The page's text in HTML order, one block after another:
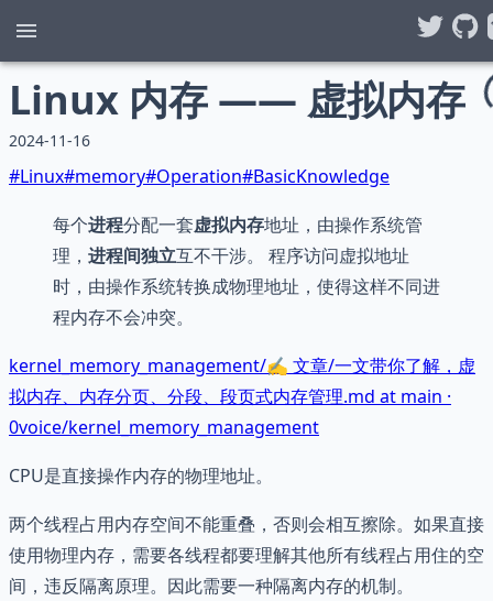
Linux 内存 —— 虚拟内存
2024-11-16
#Linux#memory#Operation#BasicKnowledge
每个进程分配一套虚拟内存地址，由操作系统管
理， 进程间独立互不干涉。 程序访问虚拟地址
时，由操作系统转换成物理地址，使得这样不同进
程内存不会冲突。
kernel_memory_management/✍ 文章/一文带你了解，虚
拟内存、内存分页、分段、段页式内存管理.md at main ·
0voice/kernel_memory_management
CPU是直接操作内存的物理地址。
两个线程占用内存空间不能重叠，否则会相互擦除。如果直接
使用物理内存，需要各线程都要理解其他所有线程占用住的空
间，违反隔离原理。因此需要一种隔离内存的机制。